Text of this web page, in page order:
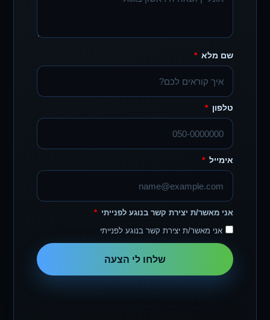
שם מלא
טלפון
אימייל
אני מאשר/ת יצירת קשר בנוגע לפנייתי
אני מאשר/ת יצירת קשר בנוגע לפנייתי
שלחו לי הצעה